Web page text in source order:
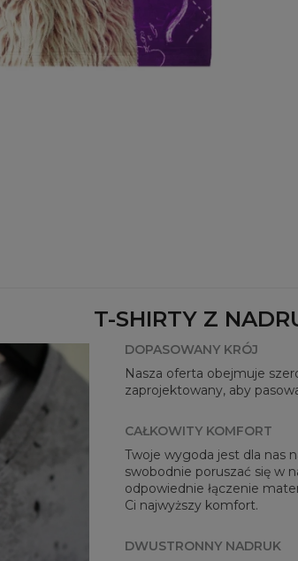
T-SHIRTY Z
DOPASOWANY KRÓJ
Nasza oferta obejmuje
zaprojektowany, aby
CAŁKOWITY KOMFORT
Twoje wygoda jest dla nas
swobodnie poruszać się w
odpowiednie łączenie
Ci najwyższy komfort.
DWUSTRONNY NADRUK